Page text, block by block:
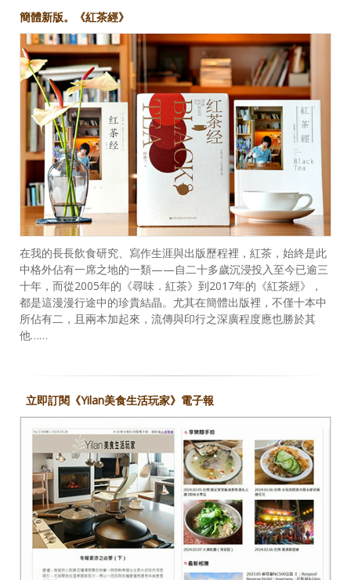
簡體新版。《紅茶經》
在我的長長飲食研究、寫作生涯與出版歷程裡，紅茶，始終是此
中格外佔有一席之地的一類——自二十多歲沉浸投入至今已逾三
十年，而從2005年的《尋味．紅茶》到2017年的《紅茶經》，
都是這漫漫行途中的珍貴結晶。尤其在簡體出版裡，不僅十本中
所佔有二，且兩本加起來，流傳與印行之深廣程度應也勝於其
他……
立即訂閱《Yilan美食生活玩家》電子報